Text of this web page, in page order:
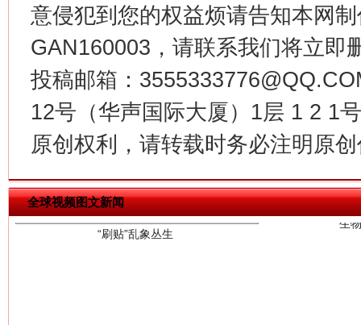
意侵犯到您的权益烦请告知本网
GAN160003，请联系我们将立即
投稿邮箱：
12号（华声国际大厦）1层 1 2 1
原创权利，请转载时务必注明原
全球视频图文新闻
“刷贴”乱象丛生